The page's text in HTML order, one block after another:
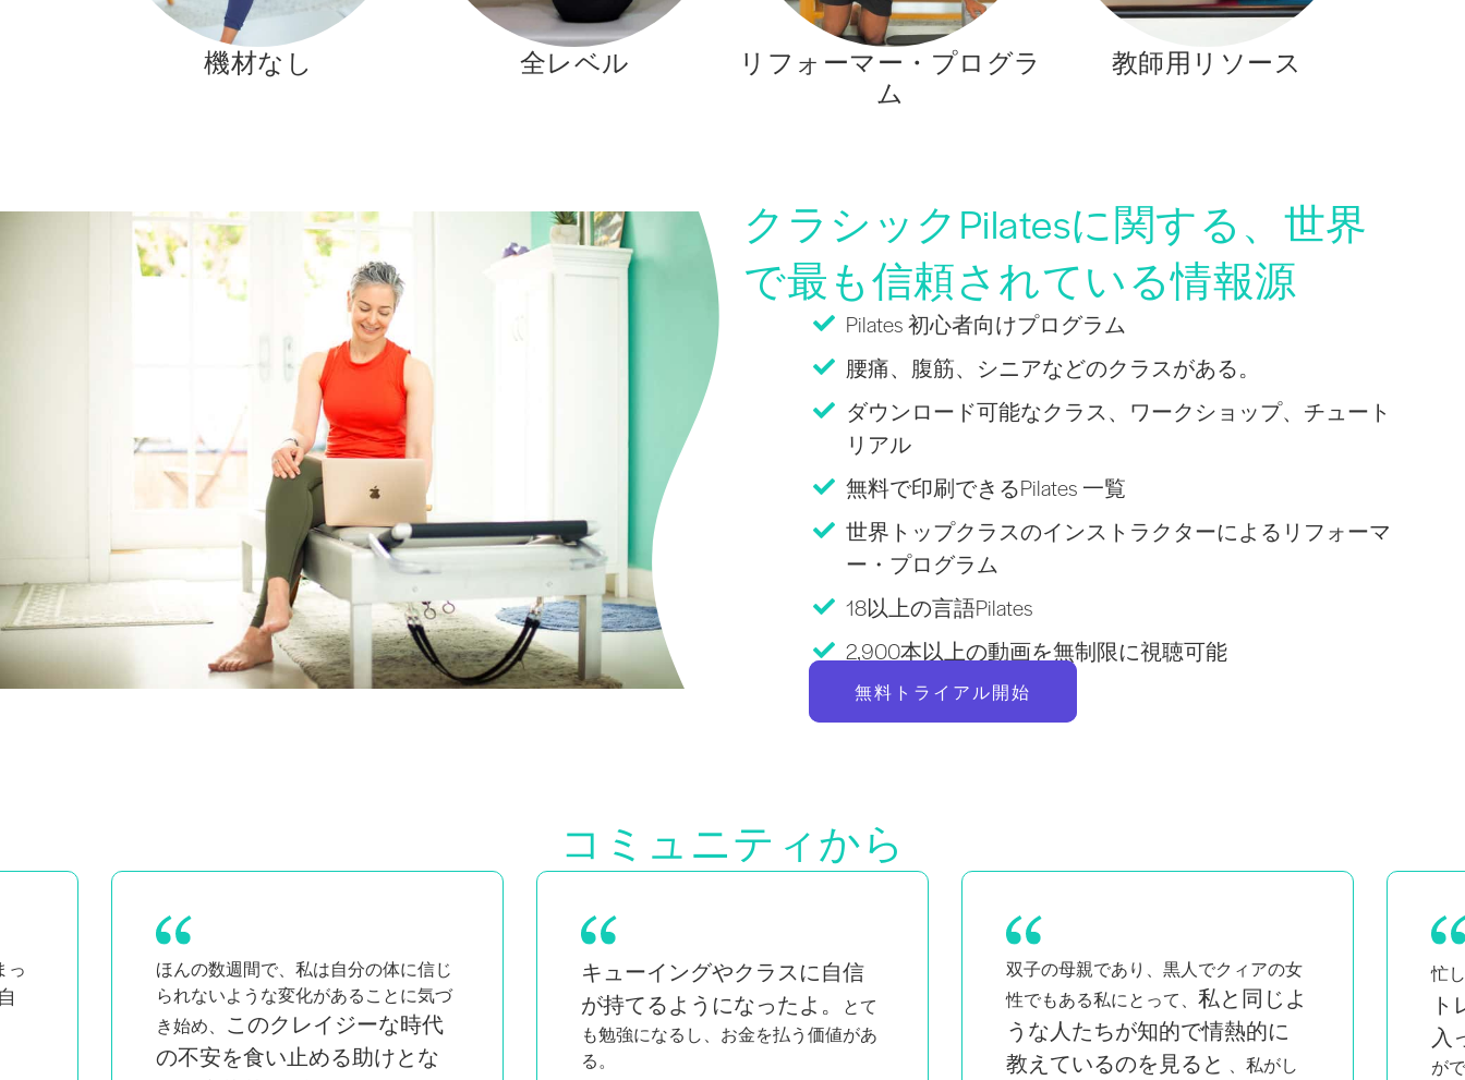
機材なし 全レベル
リフォーマー・プログラ
ム
教師用リソース
クラシックPilatesに関する、世界
で最も信頼されている情報源
Pilates 初心者向けプログラム
腰痛、腹筋、シニアなどのクラスがある。
ダウンロード可能なクラス、ワークショップ、チュート
リアル
無料で印刷できるPilates 一覧
世界トップクラスのインストラクターによるリフォーマ
ー・プログラム
18以上の言語Pilates
2,900本以上の動画を無制限に視聴可能
無料トライアル開始
コミュニティから
じ
キューイングやクラスに自信
が持てるようになったよ。とて
も勉強になるし、お金を払う価値があ
る。
双子の母親であり、黒人でクィアの女
性でもある私にとって、私と同じよ
うな人たちが知的で情熱的に
教えているのを見ると
忙しい母親として、 自宅で簡単に
トレーニングできるのが気に
入っています。毎日通い続けること
ができる！
り
具